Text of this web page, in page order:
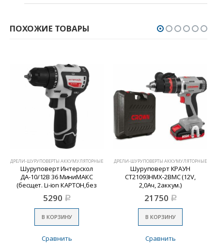
ПОХОЖИЕ ТОВАРЫ
ДРЕЛИ-ШУРУПОВЕРТЫ АККУМУЛЯТОРНЫЕ
Шуруповерт Интерскол
ДА-10/12В 36 МиниМАКС
(бесщет. Li-ion КАРТОН,без
аккум и ЗУ)
5290 Р
В КОРЗИНУ
Сравнить
ДРЕЛИ-ШУРУПОВЕРТЫ АККУМУЛЯТОРНЫЕ
Шуруповерт КРАУН
СТ21093НМХ-2BMC (12V,
2,0Ач, 2аккум.)
21750 Р
В КОРЗИНУ
Сравнить